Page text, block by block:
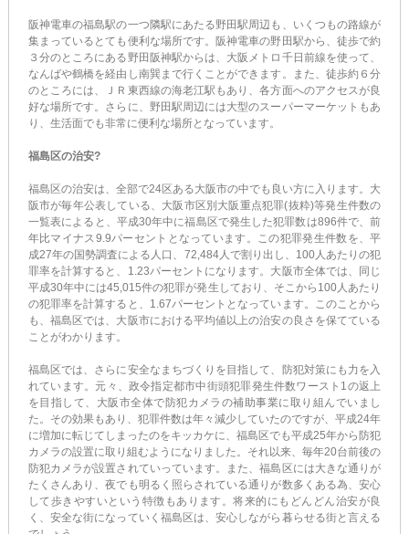
阪神電車の福島駅の一つ隣駅にあたる野田駅周辺も、いくつもの路線が
集まっているとても便利な場所です。阪神電車の野田駅から、徒歩で約
３分のところにある野田阪神駅からは、大阪メトロ千日前線を使って、
なんばや鶴橋を経由し南巽まで行くことができます。また、徒歩約６分
のところには、ＪＲ東西線の海老江駅もあり、各方面へのアクセスが良
好な場所です。さらに、野田駅周辺には大型のスーパーマーケットもあ
り、生活面でも非常に便利な場所となっています。
福島区の治安?
福島区の治安は、全部で24区ある大阪市の中でも良い方に入ります。大
阪市が毎年公表している、大阪市区別大阪重点犯罪(抜粋)等発生件数の
一覧表によると、平成30年中に福島区で発生した犯罪数は896件で、前
年比マイナス9.9パーセントとなっています。この犯罪発生件数を、平
成27年の国勢調査による人口、72,484人で割り出し、100人あたりの犯
罪率を計算すると、1.23パーセントになります。大阪市全体では、同じ
平成30年中には45,015件の犯罪が発生しており、そこから100人あたり
の犯罪率を計算すると、1.67パーセントとなっています。このことから
も、福島区では、大阪市における平均値以上の治安の良さを保てている
ことがわかります。
福島区では、さらに安全なまちづくりを目指して、防犯対策にも力を入
れています。元々、政令指定都市中街頭犯罪発生件数ワースト1の返上
を目指して、大阪市全体で防犯カメラの補助事業に取り組んでいまし
た。その効果もあり、犯罪件数は年々減少していたのですが、平成24年
に増加に転じてしまったのをキッカケに、福島区でも平成25年から防犯
カメラの設置に取り組むようになりました。それ以来、毎年20台前後の
防犯カメラが設置されていっています。また、福島区には大きな通りが
たくさんあり、夜でも明るく照らされている通りが数多くある為、安心
して歩きやすいという特徴もあります。将来的にもどんどん治安が良
く、安全な街になっていく福島区は、安心しながら暮らせる街と言える